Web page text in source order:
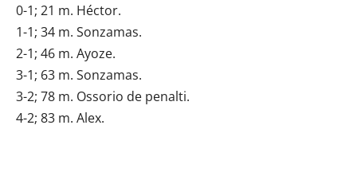
0-1; 21 m. Héctor.
1-1; 34 m. Sonzamas.
2-1; 46 m. Ayoze.
3-1; 63 m. Sonzamas.
3-2; 78 m. Ossorio de penalti.
4-2; 83 m. Alex.